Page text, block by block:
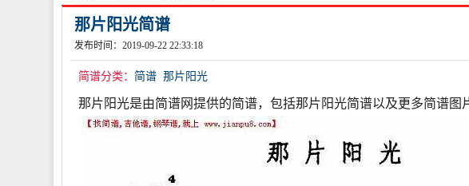
那片阳光简谱
发布时间：2019-09-22 22:33:18
简谱分类： 简谱 那片阳光
那片阳光是由简谱网提供的简谱，包括那片阳光简谱以及更多简谱图